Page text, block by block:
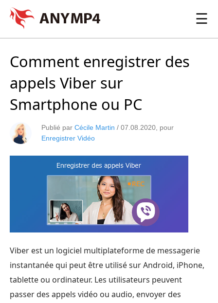
☰
Comment enregistrer des
appels Viber sur
Smartphone ou PC
Publié par Cécile Martin / 07.08.2020 , pour
Enregistrer Vidéo
Viber est un logiciel multiplateforme de messagerie
instantanée qui peut être utilisé sur Android, iPhone,
tablette ou ordinateur. Les utilisateurs peuvent
passer des appels vidéo ou audio, envoyer des